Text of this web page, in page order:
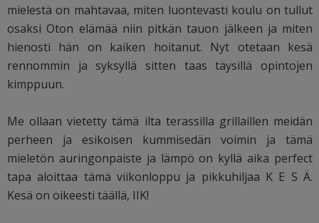
mielestä on mahtavaa, miten luontevasti koulu on tullut
osaksi Oton elämää niin pitkän tauon jälkeen ja miten
hienosti hän on kaiken hoitanut. Nyt otetaan kesä
rennommin ja syksyllä sitten taas täysillä opintojen
kimppuun.
Me ollaan vietetty tämä ilta terassilla grillaillen meidän
perheen ja esikoisen kummisedän voimin ja tämä
mieletön auringonpaiste ja lämpö on kyllä aika perfect
tapa aloittaa tämä viikonloppu ja pikkuhiljaa K E S Ä.
Kesä on oikeesti täällä, IIK!